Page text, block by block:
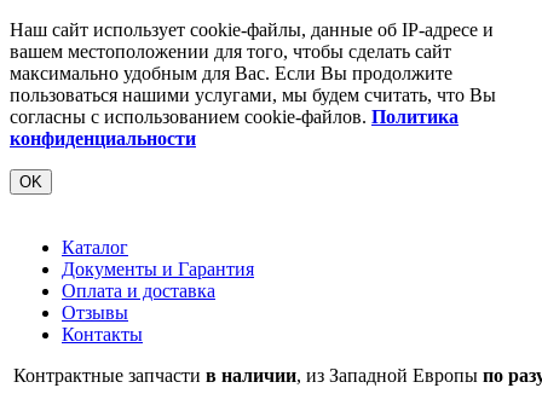
Наш сайт использует cookie-файлы, данные об IP-адресе и
вашем местоположении для того, чтобы сделать сайт
максимально удобным для Вас. Если Вы продолжите
пользоваться нашими услугами, мы будем считать, что Вы
согласны с использованием cookie-файлов. Политика
конфиденциальности
OK
Каталог
Документы и Гарантия
Оплата и доставка
Отзывы
Контакты
Контрактные запчасти в наличии, из Западной Европы по